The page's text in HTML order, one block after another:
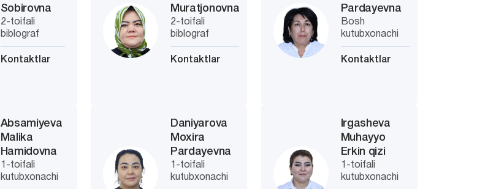
Sobirovna
2-toifali
biblograf
Kontaktlar
Muratjonovna
2-toifali
biblograf
Kontaktlar
Pardayevna
Bosh
kutubxonachi
Kontaktlar
Absamiyeva
Malika
Hamidovna
1-toifali
kutubxonachi
Daniyarova
Moxira
Pardayevna
1-toifali
kutubxonachi
Irgasheva
Muhayyo
Erkin qizi
1-toifali
kutubxonachi